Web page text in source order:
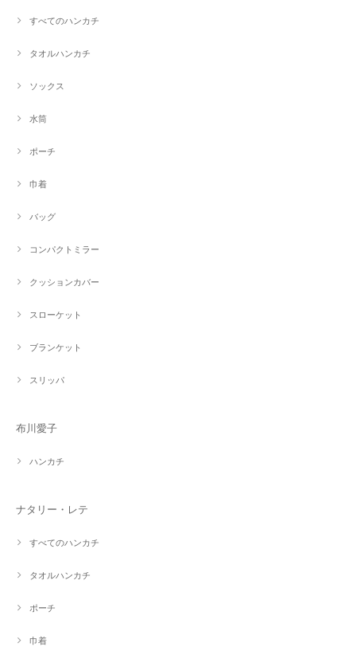
すべてのハンカチ
タオルハンカチ
ソックス
水筒
ポーチ
巾着
バッグ
コンパクトミラー
クッションカバー
スローケット
ブランケット
スリッパ
布川愛子
ハンカチ
ナタリー・レテ
すべてのハンカチ
タオルハンカチ
ポーチ
巾着